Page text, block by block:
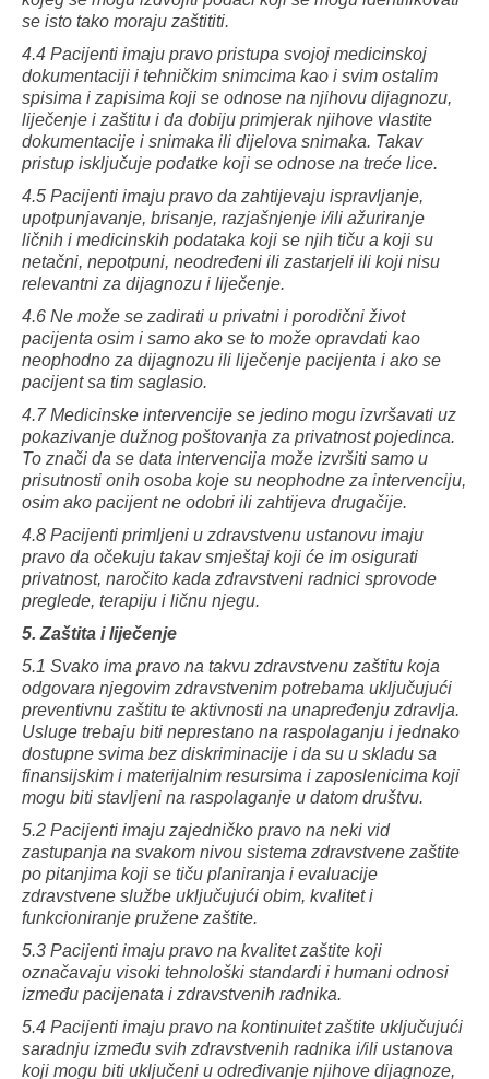
se isto tako moraju zaštititi.
4.4 Pacijenti imaju pravo pristupa svojoj medicinskoj
dokumentaciji i tehničkim snimcima kao i svim ostalim
spisima i zapisima koji se odnose na njihovu dijagnozu,
liječenje i zaštitu i da dobiju primjerak njihove vlastite
dokumentacije i snimaka ili dijelova snimaka. Takav
pristup isključuje podatke koji se odnose na treće lice.
4.5 Pacijenti imaju pravo da zahtijevaju ispravljanje,
upotpunjavanje, brisanje, razjašnjenje i/ili ažuriranje
ličnih i medicinskih podataka koji se njih tiču a koji su
netačni, nepotpuni, neodređeni ili zastarjeli ili koji nisu
relevantni za dijagnozu i liječenje.
4.6 Ne može se zadirati u privatni i porodični život
pacijenta osim i samo ako se to može opravdati kao
neophodno za dijagnozu ili liječenje pacijenta i ako se
pacijent sa tim saglasio.
4.7 Medicinske intervencije se jedino mogu izvršavati uz
pokazivanje dužnog poštovanja za privatnost pojedinca.
To znači da se data intervencija može izvršiti samo u
prisutnosti onih osoba koje su neophodne za intervenciju,
osim ako pacijent ne odobri ili zahtijeva drugačije.
4.8 Pacijenti primljeni u zdravstvenu ustanovu imaju
pravo da očekuju takav smještaj koji će im osigurati
privatnost, naročito kada zdravstveni radnici sprovode
preglede, terapiju i ličnu njegu.
5. Zaštita i liječenje
5.1 Svako ima pravo na takvu zdravstvenu zaštitu koja
odgovara njegovim zdravstvenim potrebama uključujući
preventivnu zaštitu te aktivnosti na unapređenju zdravlja.
Usluge trebaju biti neprestano na raspolaganju i jednako
dostupne svima bez diskriminacije i da su u skladu sa
finansijskim i materijalnim resursima i zaposlenicima koji
mogu biti stavljeni na raspolaganje u datom društvu.
5.2 Pacijenti imaju zajedničko pravo na neki vid
zastupanja na svakom nivou sistema zdravstvene zaštite
po pitanjima koji se tiču planiranja i evaluacije
zdravstvene službe uključujući obim, kvalitet i
funkcioniranje pružene zaštite.
5.3 Pacijenti imaju pravo na kvalitet zaštite koji
označavaju visoki tehnološki standardi i humani odnosi
između pacijenata i zdravstvenih radnika.
5.4 Pacijenti imaju pravo na kontinuitet zaštite uključujući
saradnju između svih zdravstvenih radnika i/ili ustanova
koji mogu biti uključeni u određivanje njihove dijagnoze,